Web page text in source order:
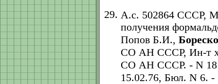
А.с. 502864 СССР,
получения
Попов Б.И.,
СО АН СССР, Ин-т
СО АН СССР. - N
15.02.76, Бюл. N 6. -